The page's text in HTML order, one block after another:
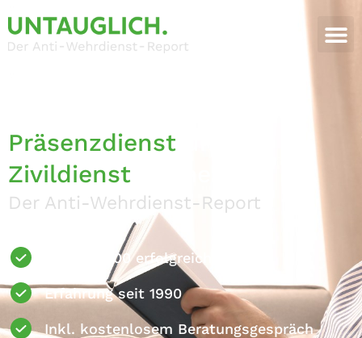
Präsenzdienst
Zivildienst
Der Anti-Wehrdienst-Report
Über 30.000 erfolgreiche Fälle
Erfahrung seit 1990
Inkl. kostenlosem Beratungsgespräch